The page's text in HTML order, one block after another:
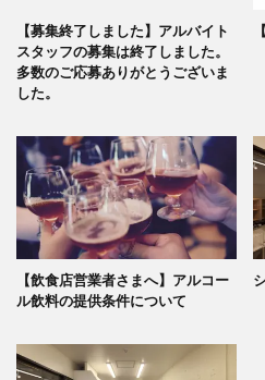
【募集終了しました】アルバイト
スタッフの募集は終了しました。
多数のご応募ありがとうございま
した。
【飲食店営業者さまへ】アルコー
ル飲料の提供条件について